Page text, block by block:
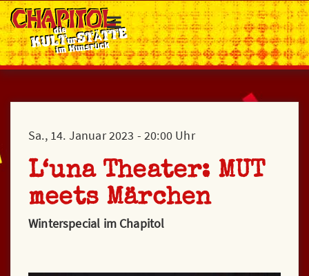
START
PROGRAMM
Das war …
Archiv
ÜBER UNS
Sa., 14. Januar 2023 - 20:00 Uhr
L‘una Theater: MUT
meets Märchen
Winterspecial im Chapitol